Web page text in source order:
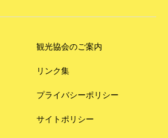
観光協会のご案内
リンク集
プライバシーポリシー
サイトポリシー